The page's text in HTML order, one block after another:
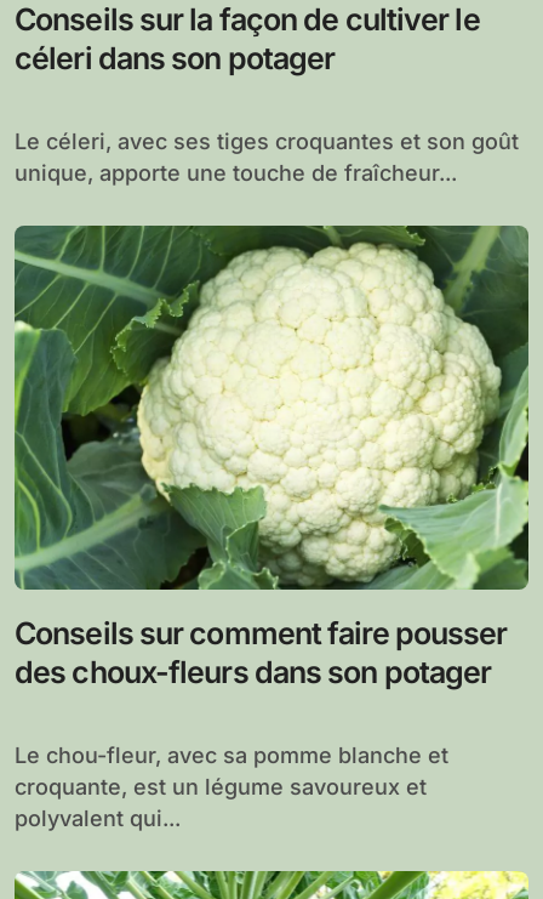
Conseils sur la façon de cultiver le
céleri dans son potager
Le céleri, avec ses tiges croquantes et son goût
unique, apporte une touche de fraîcheur...
Conseils sur comment faire pousser
des choux-fleurs dans son potager
Le chou-fleur, avec sa pomme blanche et
croquante, est un légume savoureux et
polyvalent qui...